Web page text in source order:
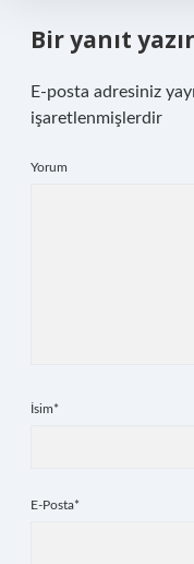
Bir yanıt
E-posta adresiniz
işaretlenmişlerdir
Yorum
İsim*
E-Posta*